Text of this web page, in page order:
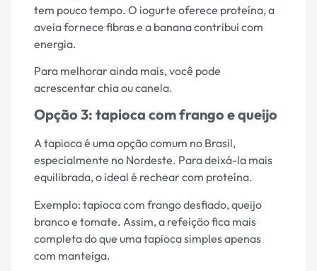
tem pouco tempo. O iogurte oferece proteína, a
aveia fornece fibras e a banana contribui com
energia.
Para melhorar ainda mais, você pode
acrescentar chia ou canela.
Opção 3: tapioca com frango e queijo
A tapioca é uma opção comum no Brasil,
especialmente no Nordeste. Para deixá-la mais
equilibrada, o ideal é rechear com proteína.
Exemplo: tapioca com frango desfiado, queijo
branco e tomate. Assim, a refeição fica mais
completa do que uma tapioca simples apenas
com manteiga.